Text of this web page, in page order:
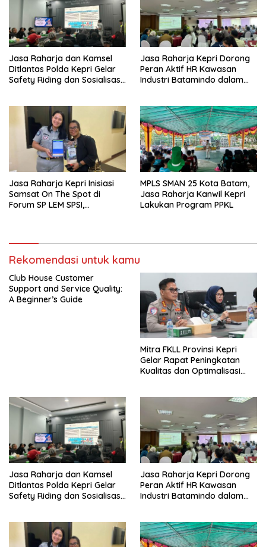
Jasa Raharja dan Kamsel
Ditlantas Polda Kepri Gelar
Safety Riding dan Sosialisasi
Indonesia
Jasa Raharja Kepri Dorong
Peran Aktif HR Kawasan
Industri Batamindo dalam
Jasa Raharja Kepri Inisiasi
Samsat On The Spot di
Forum SP LEM SPSI,
MPLS SMAN 25 Kota Batam,
Jasa Raharja Kanwil Kepri
Lakukan Program PPKL
Rekomendasi untuk kamu
Club House Customer
Support and Service Quality:
A Beginner’s Guide
Mitra FKLL Provinsi Kepri
Gelar Rapat Peningkatan
Kualitas dan Optimalisasi
Jasa Raharja dan Kamsel
Ditlantas Polda Kepri Gelar
Safety Riding dan Sosialisasi
Indonesia
Jasa Raharja Kepri Dorong
Peran Aktif HR Kawasan
Industri Batamindo dalam